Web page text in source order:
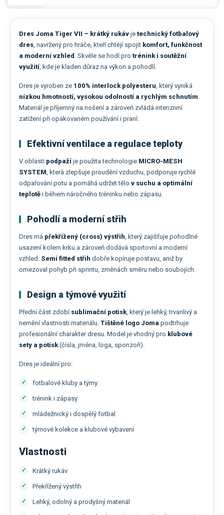
Dres Joma Tiger VII – krátký rukáv je technický fotbalový
dres, navržený pro hráče, kteří chtějí spojit komfort, funkčnost
a moderní vzhled . Skvěle se hodí pro trénink i soutěžní
využití, kde je kladen důraz na výkon a pohodlí.
Dres je vyroben ze 100% interlock polyesteru, který vyniká
nízkou hmotností, vysokou odolností a rychlým schnutím.
Materiál je příjemný na nošení a zároveň zvládá intenzivní
zatížení při opakovaném používání i praní.
Efektivní ventilace a regulace teploty
V oblasti podpaží je použita technologie MICRO-MESH
SYSTEM, která zlepšuje proudění vzduchu, podporuje rychlé
odpařování potu a pomáhá udržet tělo v suchu a optimální
teplotě i během náročného tréninku nebo zápasu.
Pohodlí a moderní střih
Dres má překřížený (cross) výstřih, který zajišťuje pohodlné
usazení kolem krku a zároveň dodává sportovní a moderní
vzhled. Semi fitted střih dobře kopíruje postavu, aniž by
omezoval pohyb při sprintu, změnách směru nebo soubojích.
Design a týmové využití
Přední část zdobí sublimační potisk, který je lehký, trvanlivý a
nemění vlastnosti materiálu. Tištěné logo Joma podtrhuje
profesionální charakter dresu. Model je vhodný pro klubové
sety a potisk(čísla, jména, loga, sponzoři).
Dres je ideální pro:
fotbalové kluby a týmy
trénink i zápasy
mládežnický i dospělý fotbal
týmové kolekce a klubové vybavení
Vlastnosti
Krátký rukáv
Překřížený výstřih
Lehký, odolný a prodyšný materiál